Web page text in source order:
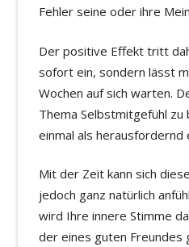
Fehler seine oder ihre
Der positive Effekt tritt
sofort ein, sondern lässt
Wochen auf sich warten.
Thema Selbstmitgefühl
einmal als herausfordernd
Mit der Zeit kann sich
jedoch ganz natürlich
wird Ihre innere Stimme
der eines guten